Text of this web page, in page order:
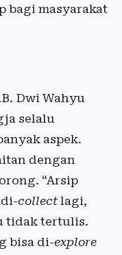
bagi masyarakat
Dwi Wahyu
selalu
aspek.
dengan
“Arsip
collect lagi,
tidak tertulis.
bisa di-explore